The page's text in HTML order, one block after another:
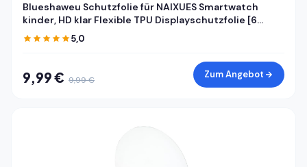
Blueshaweu Schutzfolie für NAIXUES Smartwatch
kinder, HD klar Flexible TPU Displayschutzfolie [6
Stück] Kompatibel für NAIXUES 4G kinder GPS
Smartwatch (Transparenz)
5,0
9,99 € 9,99 € Zum Angebot